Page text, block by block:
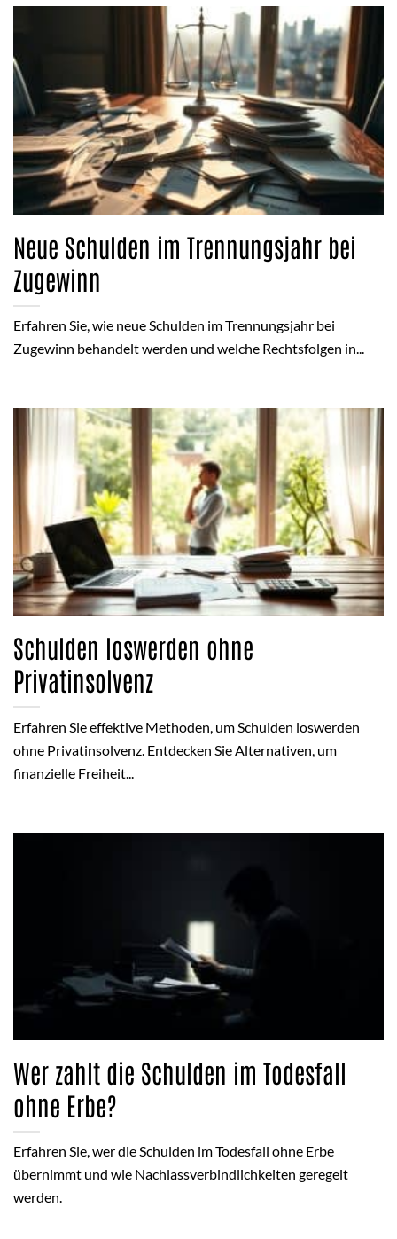
Neue Schulden im Trennungsjahr bei
Zugewinn
Erfahren Sie, wie neue Schulden im Trennungsjahr bei
Zugewinn behandelt werden und welche Rechtsfolgen in...
Schulden loswerden ohne
Privatinsolvenz
Erfahren Sie effektive Methoden, um Schulden loswerden
ohne Privatinsolvenz. Entdecken Sie Alternativen, um
finanzielle Freiheit...
Wer zahlt die Schulden im Todesfall
ohne Erbe?
Erfahren Sie, wer die Schulden im Todesfall ohne Erbe
übernimmt und wie Nachlassverbindlichkeiten geregelt
werden.